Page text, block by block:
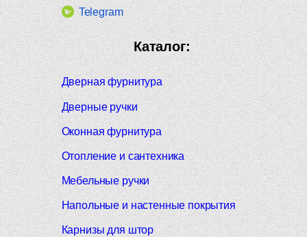
Telegram
Каталог:
Дверная фурнитура
Дверные ручки
Оконная фурнитура
Отопление и сантехника
Мебельные ручки
Напольные и настенные покрытия
Карнизы для штор